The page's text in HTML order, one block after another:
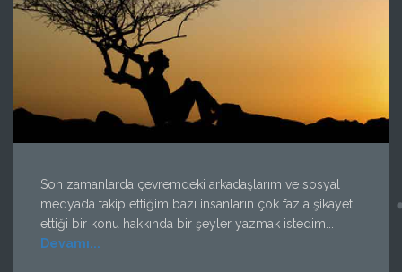
Son zamanlarda çevremdeki arkadaşlarım ve sosyal
medyada takip ettiğim bazı insanların çok fazla şikayet
ettiği bir konu hakkında bir şeyler yazmak istedim...
Devamı...